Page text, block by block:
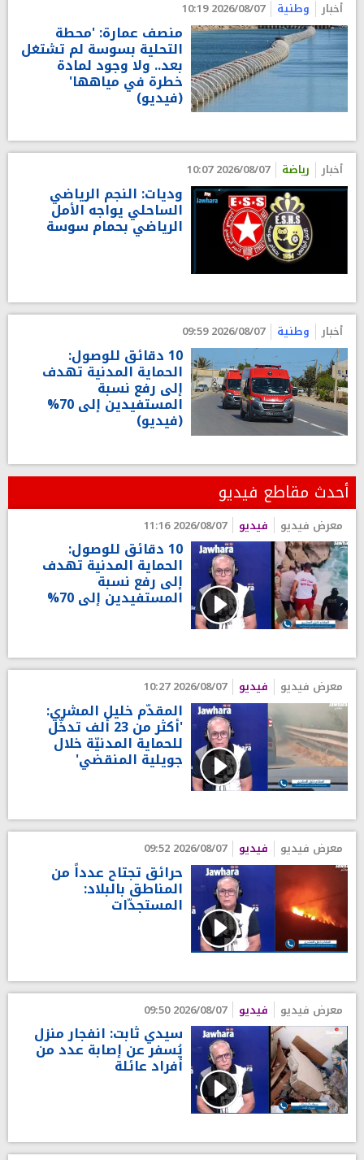
أخبار وطنية 2026/08/07 10:19
منصف عمارة: 'محطة
التحلية بسوسة لم تشتغل
بعد.. ولا وجود لمادة
خطرة في مياهها'
(فيديو)
أخبار رياضة 2026/08/07 10:07
وديات: النجم الرياضي
الساحلي يواجه الأمل
الرياضي بحمام سوسة
أخبار وطنية 2026/08/07 09:59
10 دقائق للوصول:
الحماية المدنية تهدف
إلى رفع نسبة
المستفيدين إلى 70%
(فيديو)
أحدث مقاطع فيديو
معرض فيديو فيديو 2026/08/07 11:16
10 دقائق للوصول:
الحماية المدنية تهدف
إلى رفع نسبة
المستفيدين إلى 70%
معرض فيديو فيديو 2026/08/07 10:27
المقدّم خليل المشري:
'أكثر من 23 ألف تدخّل
للحماية المدنيّة خلال
جويلية المنقضي'
معرض فيديو فيديو 2026/08/07 09:52
حرائق تجتاح عدداً من
المناطق بالبلاد:
المستجدّات
معرض فيديو فيديو 2026/08/07 09:50
سيدي ثابت: انفجار منزل
يُسفر عن إصابة عدد من
أفراد عائلة